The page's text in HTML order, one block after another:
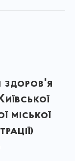
здоров'я
міської